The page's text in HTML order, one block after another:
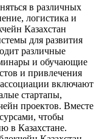
в различных
логистика и
Казахстан
для развития
различные
и обучающие
и привлечения
включают
стартапы,
проектов. Вместе
чтобы
в Казахстане.